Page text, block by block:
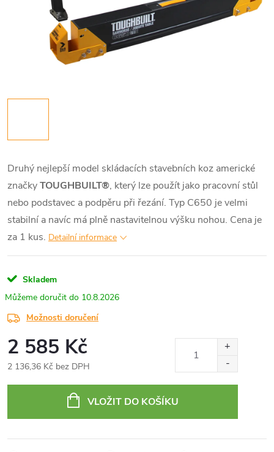
Druhý nejlepší model skládacích stavebních koz americké
značkyTOUGHBUILT®, který lze použít jako pracovní stůl
nebo podstavec a podpěru při řezání. Typ C650 je velmi
stabilní a navíc má plně nastavitelnou výšku nohou. Cena je
za 1 kus. Detailní informace
Skladem
10.8.2026
Možnosti doručení
2 585 Kč
2 136,36 Kč bez DPH
VLOŽIT DO KOŠÍKU